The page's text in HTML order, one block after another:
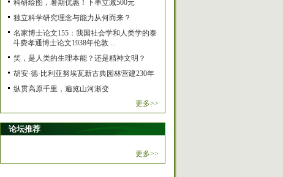
科研绘图，暑期优惠！下单立减500元
独立科学研究理念与能力从何而来？
名家博士论文155：我国社会学和人类学的泰
斗费孝通博士论文1938年伦敦 ...
笑，是人类的生理本能？还是精神文明？
胡安·德·比利亚努埃瓦新古典园林营建230年
纵贯高原千里，遍览山河渐变
更多>>
论坛推荐
更多>>